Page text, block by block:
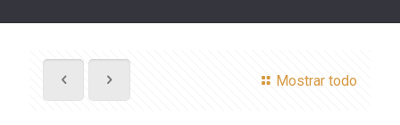
Mostrar todo